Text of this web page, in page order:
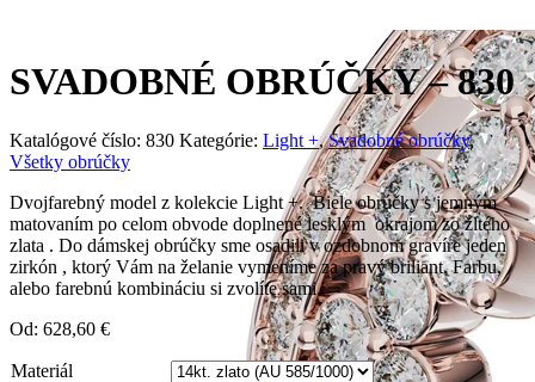
SVADOBNÉ OBRÚČKY – 830
Katalógové číslo: 830 Kategórie: Light +, Svadobné obrúčky,
Všetky obrúčky
Dvojfarebný model z kolekcie Light +. Biele obrúčky s jemným
matovaním po celom obvode doplnené lesklým okrajom zo žltého
zlata . Do dámskej obrúčky sme osadili v ozdobnom gravíre jeden
zirkón , ktorý Vám na želanie vymeníme za pravý briliant. Farbu,
alebo farebnú kombináciu si zvolíte sami.
Od: 628,60 €
Materiál